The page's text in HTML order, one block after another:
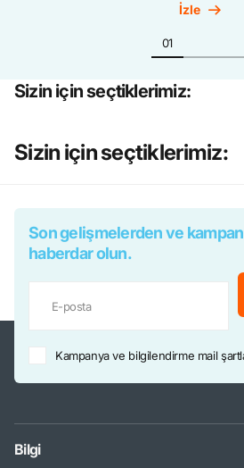
İzle
Sizin için seçtiklerimiz:
Sizin için seçtiklerimiz:
Son gelişmelerden ve
haberdar olun.
Kampanya ve bilgilendirme mail
Bilgi